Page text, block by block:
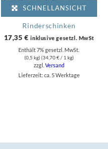
SCHNELLANSICHT
Rinderschinken
17,35€ inklusive gesetzl. MwSt
Enthält 7% gesetzl. MwSt.
(0,5 kg) (34,70€/ 1 kg)
zzgl. Versand
Lieferzeit: ca. 5 Werktage